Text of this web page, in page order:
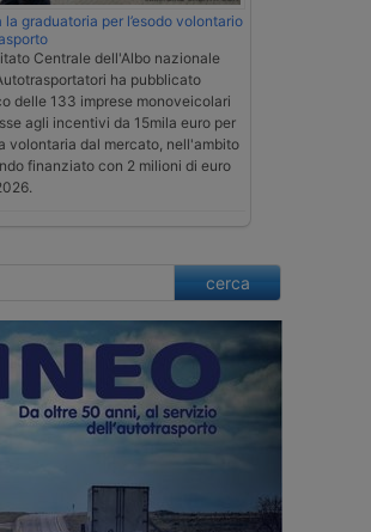
la graduatoria per l’esodo volontario
Centrale dell'Albo nazionale
ha pubblicato
delle 133 imprese monoveicolari
agli incentivi da 15mila euro per
volontaria dal mercato, nell'ambito
finanziato con 2 milioni di euro
cerca